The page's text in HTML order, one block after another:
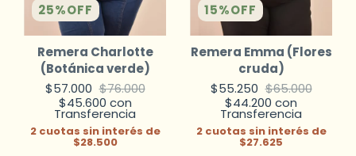
25%OFF
Remera Charlotte
(Botánica verde)
$57.000 $76.000
$45.600 con
Transferencia
2 cuotas sin interés de
$28.500
15%OFF
Remera Emma (Flores
cruda)
$55.250 $65.000
$44.200 con
Transferencia
2 cuotas sin interés de
$27.625